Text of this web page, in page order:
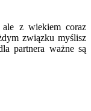
ale z wiekiem coraz
związku myślisz
partnera ważne są